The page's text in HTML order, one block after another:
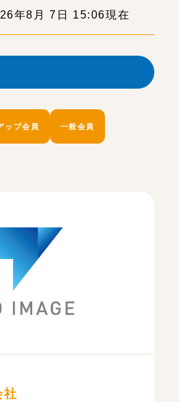
年8月 7日 15:06現在
ップ会員 一般会員
社